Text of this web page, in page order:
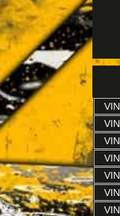
VIN
VIN
VIN
VIN
VIN
VIN
VIN